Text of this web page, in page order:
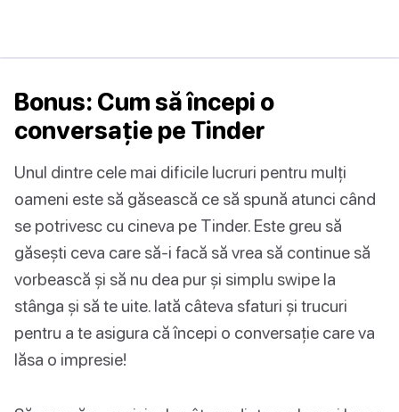
Bonus: Cum să începi o
conversație pe Tinder
Unul dintre cele mai dificile lucruri pentru mulți
oameni este să găsească ce să spună atunci când
se potrivesc cu cineva pe Tinder. Este greu să
găsești ceva care să-i facă să vrea să continue să
vorbească și să nu dea pur și simplu swipe la
stânga și să te uite. Iată câteva sfaturi și trucuri
pentru a te asigura că începi o conversație care va
lăsa o impresie!